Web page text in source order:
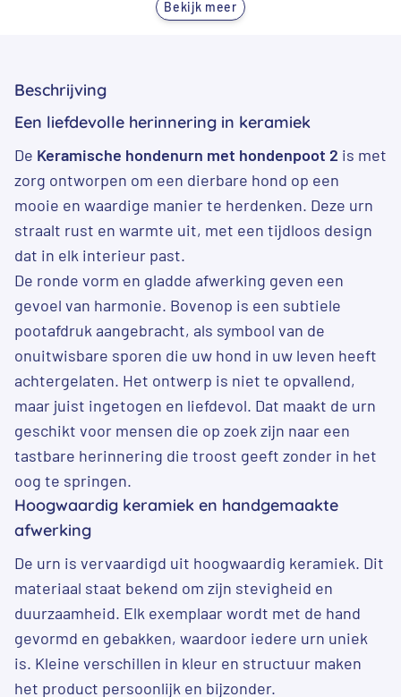
Bekijk meer
Beschrijving
Een liefdevolle herinnering in keramiek
De Keramische hondenurn met hondenpoot 2 is met
zorg ontworpen om een dierbare hond op een
mooie en waardige manier te herdenken. Deze urn
straalt rust en warmte uit, met een tijdloos design
dat in elk interieur past.
De ronde vorm en gladde afwerking geven een
gevoel van harmonie. Bovenop is een subtiele
pootafdruk aangebracht, als symbool van de
onuitwisbare sporen die uw hond in uw leven heeft
achtergelaten. Het ontwerp is niet te opvallend,
maar juist ingetogen en liefdevol. Dat maakt de urn
geschikt voor mensen die op zoek zijn naar een
tastbare herinnering die troost geeft zonder in het
oog te springen.
Hoogwaardig keramiek en handgemaakte
afwerking
De urn is vervaardigd uit hoogwaardig keramiek. Dit
materiaal staat bekend om zijn stevigheid en
duurzaamheid. Elk exemplaar wordt met de hand
gevormd en gebakken, waardoor iedere urn uniek
is. Kleine verschillen in kleur en structuur maken
het product persoonlijk en bijzonder.